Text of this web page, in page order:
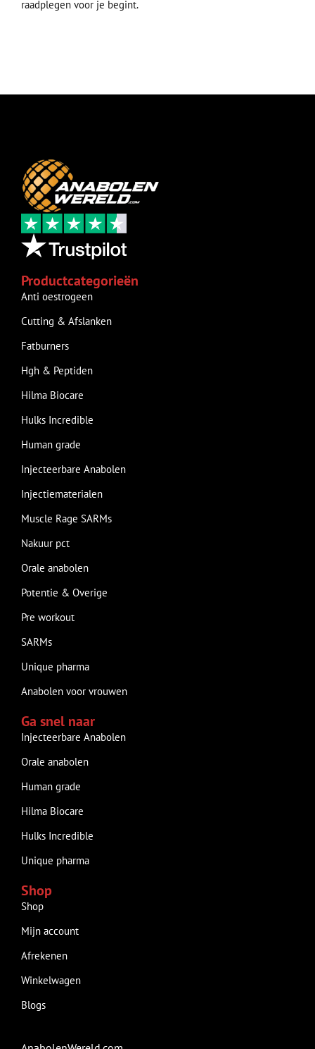
raadplegen voor je begint.
Productcategorieën
Anti oestrogeen
Cutting & Afslanken
Fatburners
Hgh & Peptiden
Hilma Biocare
Hulks Incredible
Human grade
Injecteerbare Anabolen
Injectiematerialen
Muscle Rage SARMs
Nakuur pct
Orale anabolen
Potentie & Overige
Pre workout
SARMs
Unique pharma
Anabolen voor vrouwen
Ga snel naar
Injecteerbare Anabolen
Orale anabolen
Human grade
Hilma Biocare
Hulks Incredible
Unique pharma
Shop
Shop
Mijn account
Afrekenen
Winkelwagen
Blogs